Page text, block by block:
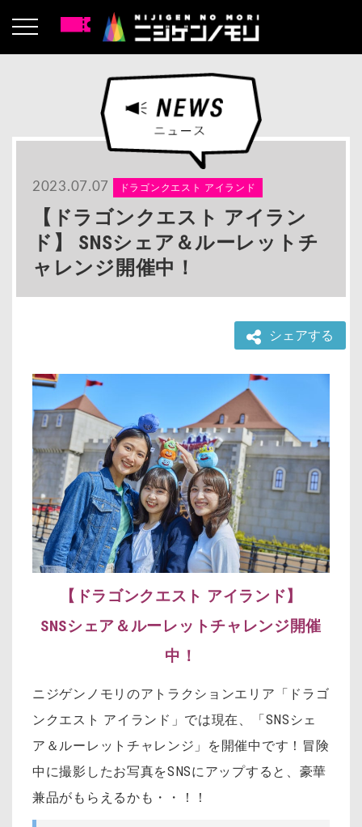
2023.07.07 ドラゴンクエスト アイランド
【ドラゴンクエスト アイラン
ド】 SNSシェア＆ルーレットチ
ャレンジ開催中！
シェアする
【 ドラゴンクエスト アイランド】
SNSシェア＆ルーレットチャレンジ開催
中 ！
ニジゲンノモリのアトラクションエリア「ドラゴ
ンクエスト アイランド」では現在、「SNSシェ
ア＆ルーレットチャレンジ」を開催中です！ 冒険
中に撮影したお写真をSNSにアップすると、豪華
兼品がもらえるかも・・！！